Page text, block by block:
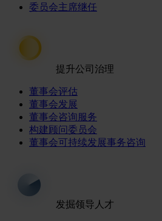
委员会主席继任
提升公司治理
董事会评估
董事会发展
董事会咨询服务
构建顾问委员会
董事会可持续发展事务咨询
发掘领导人才